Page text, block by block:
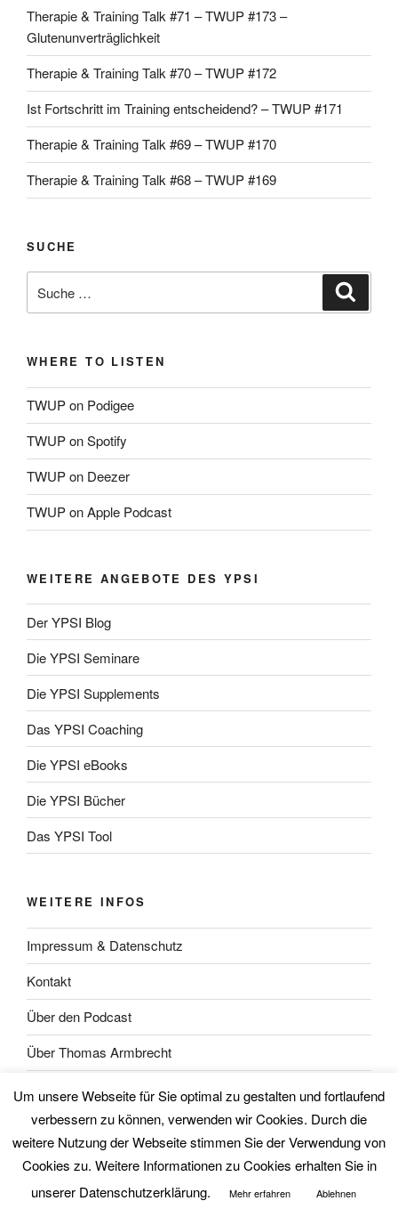
Therapie & Training Talk #71 – TWUP #173 –
Glutenunverträglichkeit
Therapie & Training Talk #70 – TWUP #172
Ist Fortschritt im Training entscheidend? – TWUP #171
Therapie & Training Talk #69 – TWUP #170
Therapie & Training Talk #68 – TWUP #169
SUCHE
nach:
WHERE TO LISTEN
TWUP on Podigee
TWUP on Spotify
TWUP on Deezer
TWUP on Apple Podcast
WEITERE ANGEBOTE DES YPSI
Der YPSI Blog
Die YPSI Seminare
Die YPSI Supplements
Das YPSI Coaching
Die YPSI eBooks
Die YPSI Bücher
Das YPSI Tool
WEITERE INFOS
Impressum & Datenschutz
Kontakt
Über den Podcast
Über Thomas Armbrecht
Über Wolfgang Unsöld
Um unsere Webseite für Sie optimal zu gestalten und fortlaufend
verbessern zu können, verwenden wir Cookies. Durch die
weitere Nutzung der Webseite stimmen Sie der Verwendung von
Cookies zu. Weitere Informationen zu Cookies erhalten Sie in
unserer Datenschutzerklärung.
Mehr erfahren Ablehnen